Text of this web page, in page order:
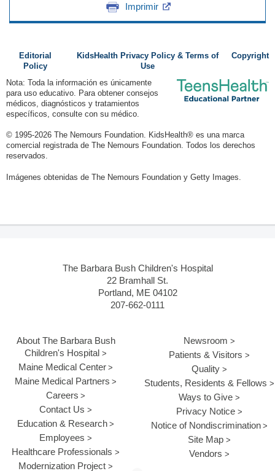
Imprimir
Editorial
Policy
KidsHealth Privacy Policy & Terms of
Use
Copyright
Nota: Toda la información es únicamente
para uso educativo. Para obtener consejos
médicos, diagnósticos y tratamientos
específicos, consulte con su médico.
© 1995-2026 The Nemours Foundation. KidsHealth® es una marca
comercial registrada de The Nemours Foundation. Todos los derechos
reservados.
Imágenes obtenidas de The Nemours Foundation y Getty Images.
The Barbara Bush Children's Hospital
22 Bramhall St.
Portland, ME 04102
207-662-0111
About The Barbara Bush
Children's Hospital
Maine Medical Center
Maine Medical Partners
Careers
Contact Us
Education & Research
Employees
Healthcare Professionals
Modernization Project
Newsroom
Patients & Visitors
Quality
Students, Residents & Fellows
Ways to Give
Privacy Notice
Notice of Nondiscrimination
Site Map
Vendors